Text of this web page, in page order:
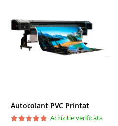
Autocolant PVC Printat
Achizitie verificata